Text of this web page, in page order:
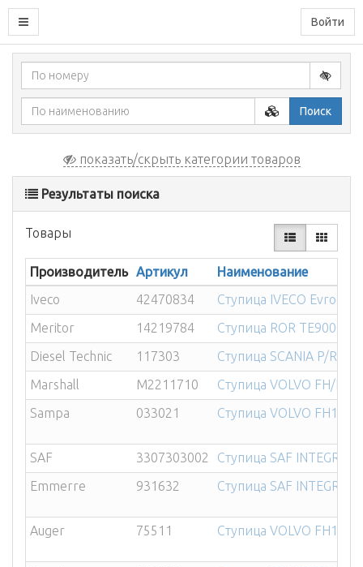
Войти
Поиск
показать/скрыть категории товаров
Результаты поиска
Товары
Производитель Артикул
Наименование
Iveco
42470834
Ступица IVECO
Meritor
14219784
Ступица ROR TE9000 в
Diesel Technic
117303
Ступица SCANIA P/R-
Marshall
M2211710
Ступица VOLVO FH/FM
Sampa
033021 Ступица VOLVO FH12/
SAF 3307303002
Ступица SAF INTEGRAL
Emmerre
931632 Ступица SAF
Auger 75511 Ступица VOLVO FH12/